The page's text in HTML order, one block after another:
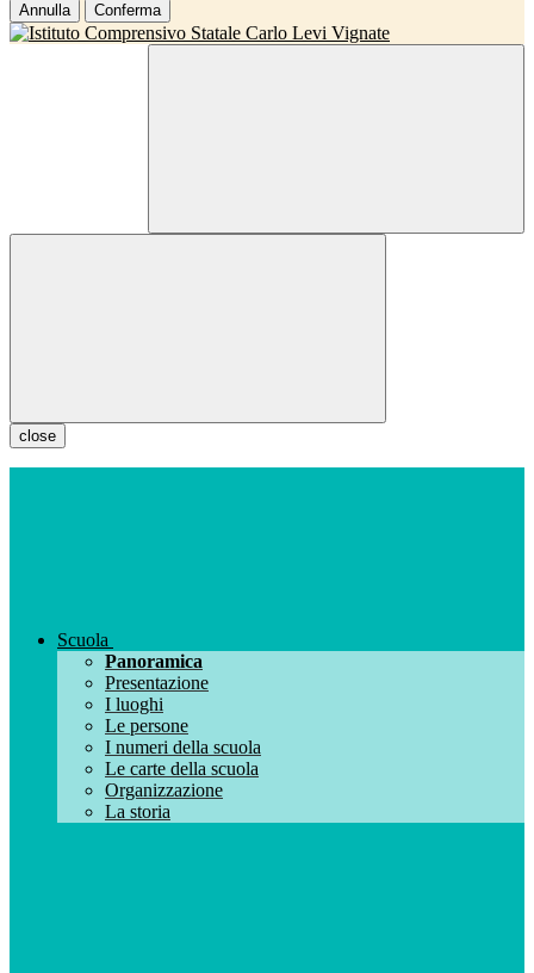
Annulla Conferma
close
Scuola
Panoramica
Presentazione
I luoghi
Le persone
I numeri della scuola
Le carte della scuola
Organizzazione
La storia